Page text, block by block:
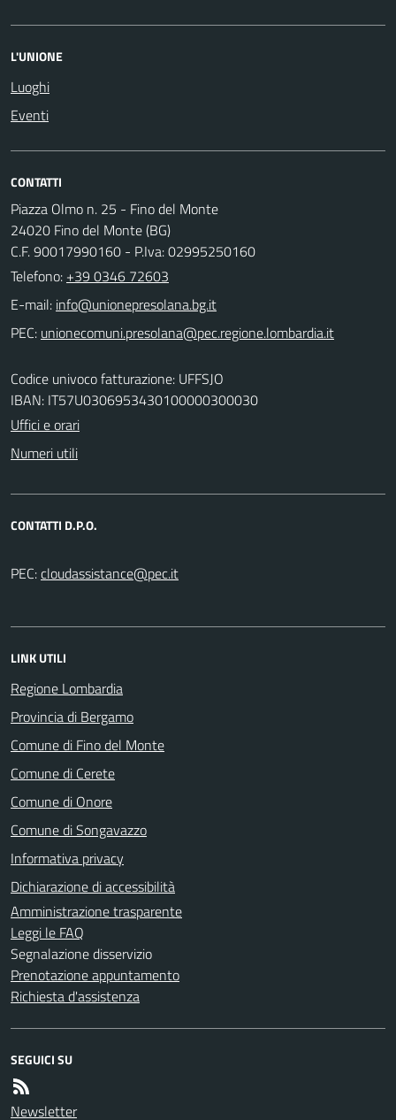
L'UNIONE
Luoghi
Eventi
CONTATTI
Piazza Olmo n. 25 - Fino del Monte
24020 Fino del Monte (BG)
C.F. 90017990160 - P.Iva: 02995250160
Telefono: +39 0346 72603
E-mail:
PEC:
Codice univoco fatturazione: UFFSJO
IBAN: IT57U0306953430100000300030
Uffici e orari
Numeri utili
CONTATTI D.P.O.
PEC:
LINK UTILI
Regione Lombardia
Provincia di Bergamo
Comune di Fino del Monte
Comune di Cerete
Comune di Onore
Comune di Songavazzo
Informativa privacy
Dichiarazione di accessibilità
Amministrazione trasparente
Leggi le FAQ
Segnalazione disservizio
Prenotazione appuntamento
Richiesta d'assistenza
SEGUICI SU
Newsletter